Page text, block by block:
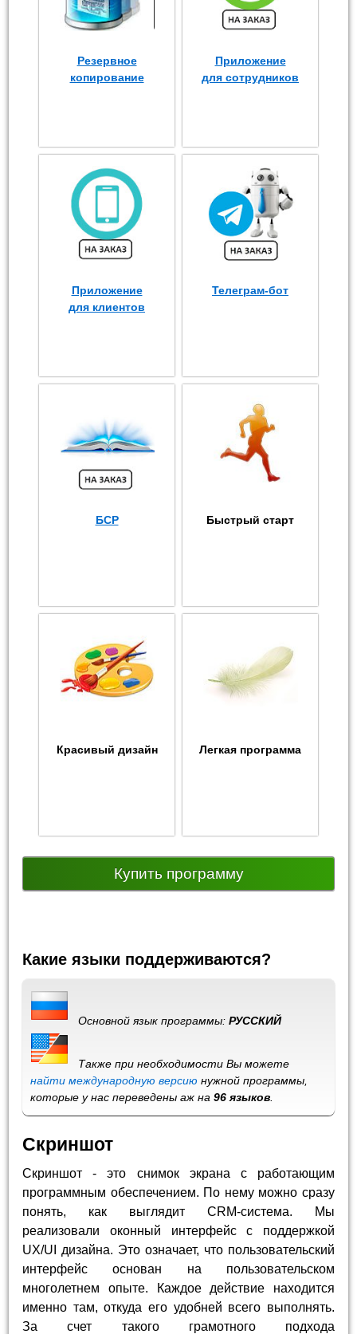
Резервное
копирование
Приложение
для сотрудников
Приложение
для клиентов
Телеграм-бот
БСР Быстрый старт
Красивый дизайн Легкая программа
Купить программу
Какие языки поддерживаются?
Основной язык программы:РУССКИЙ
Также при необходимости Вы можете
найти международную версию нужной программы,
которые у нас переведены аж на96 языков
Скриншот
Скриншот - это снимок экрана с работающим
программным обеспечением. По нему можно сразу
понять, как выглядит CRM-система. Мы
реализовали оконный интерфейс с поддержкой
UX/UI дизайна. Это означает, что пользовательский
интерфейс основан на пользовательском
многолетнем опыте. Каждое действие находится
именно там, откуда его удобней всего выполнять.
За счет такого грамотного подхода